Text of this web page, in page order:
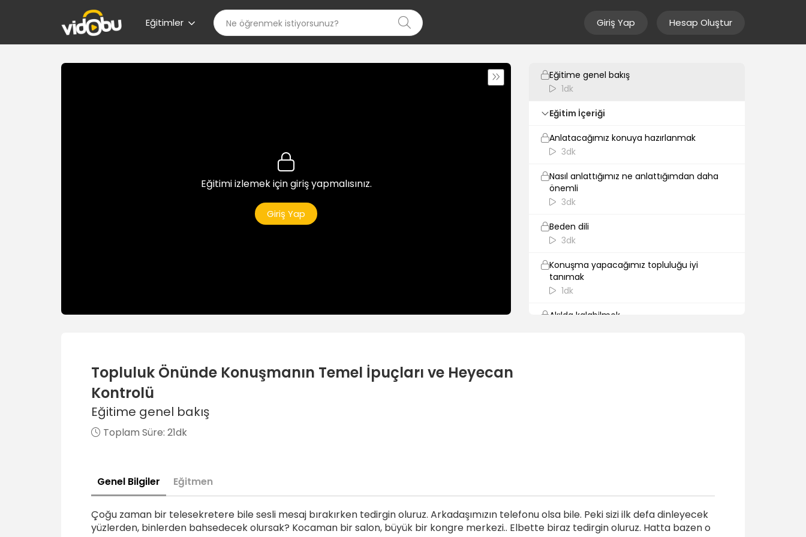
Eğitimler Giriş Yap Hesap Oluştur
Eğitimi izlemek için giriş yapmalısınız.
Giriş Yap
Eğitime genel bakış
1dk
Eğitim İçeriği
Anlatacağımız konuya hazırlanmak
3dk
Nasıl anlattığımız ne anlattığımdan daha
önemli
3dk
Beden dili
3dk
Konuşma yapacağımız topluluğu iyi
tanımak
1dk
Akılda kalabilmek
Topluluk Önünde Konuşmanın Temel İpuçları ve Heyecan
Kontrolü
Eğitime genel bakış
Toplam Süre: 21dk
Genel Bilgiler Eğitmen
Çoğu zaman bir telesekretere bile sesli mesaj bırakırken tedirgin oluruz. Arkadaşımızın telefonu olsa bile. Peki sizi ilk defa dinleyecek
yüzlerden, binlerden bahsedecek olursak? Kocaman bir salon, büyük bir kongre merkezi.. Elbette biraz tedirgin oluruz. Hatta bazen o